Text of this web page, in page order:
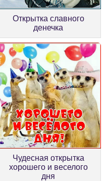
Открытка славного
денечка
Чудесная открытка
хорошего и веселого
дня